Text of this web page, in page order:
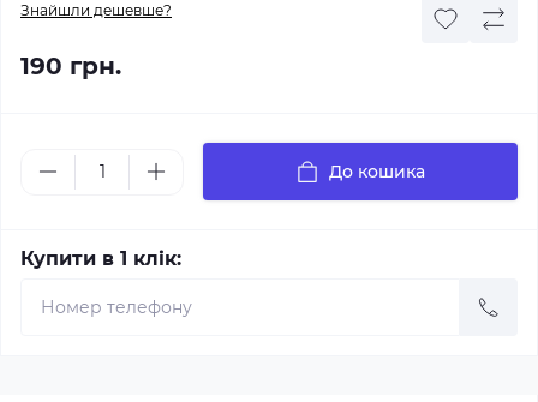
Знайшли дешевше?
190 грн.
До кошика
Купити в 1 клік: